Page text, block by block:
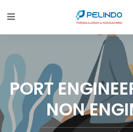
PORT
NON